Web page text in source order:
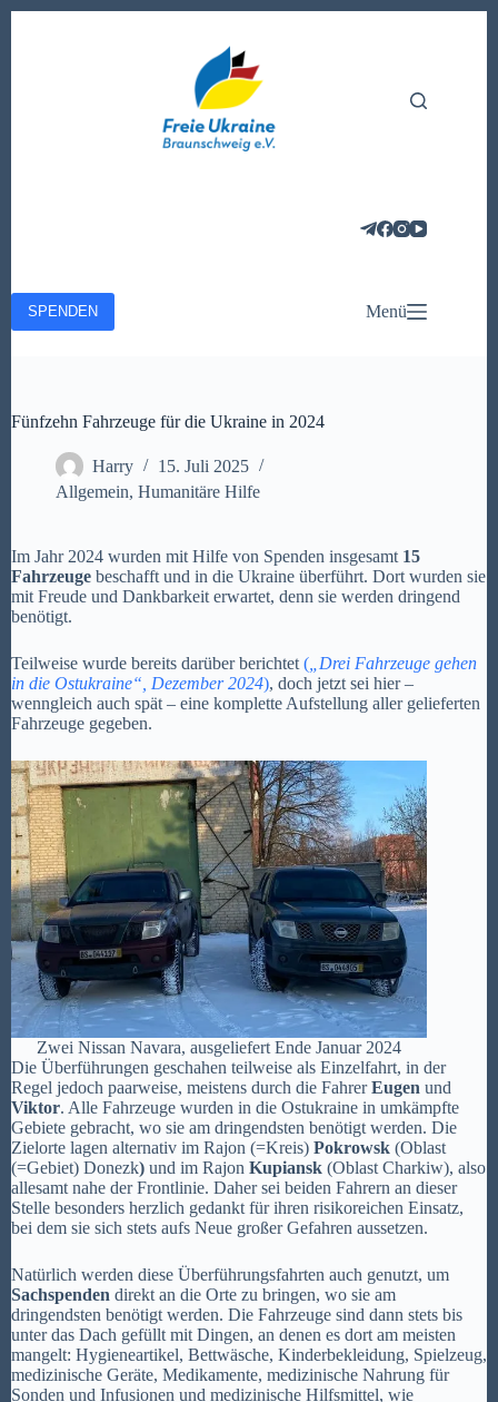
SPENDEN Menü
Fünfzehn Fahrzeuge für die Ukraine in 2024
Harry
15. Juli 2025
Allgemein, Humanitäre Hilfe
Im Jahr 2024 wurden mit Hilfe von Spenden insgesamt 15
Fahrzeuge beschafft und in die Ukraine überführt. Dort wurden sie
mit Freude und Dankbarkeit erwartet, denn sie werden dringend
benötigt.
Teilweise wurde bereits darüber berichtet ( „Drei Fahrzeuge gehen
in die Ostukraine“, Dezember 2024), doch jetzt sei hier –
wenngleich auch spät – eine komplette Aufstellung aller gelieferten
Fahrzeuge gegeben.
Zwei Nissan Navara, ausgeliefert Ende Januar 2024
Die Überführungen geschahen teilweise als Einzelfahrt, in der
Regel jedoch paarweise, meistens durch die FahrerEugen und
Viktor. Alle Fahrzeuge wurden in die Ostukraine in umkämpfte
Gebiete gebracht, wo sie am dringendsten benötigt werden. Die
Zielorte lagen alternativ im Rajon (=Kreis) Pokrowsk (Oblast
(=Gebiet) Donezk) und im Rajon Kupiansk (Oblast Charkiw), also
allesamt nahe der Frontlinie. Daher sei beiden Fahrern an dieser
Stelle besonders herzlich gedankt für ihren risikoreichen Einsatz,
bei dem sie sich stets aufs Neue großer Gefahren aussetzen.
Natürlich werden diese Überführungsfahrten auch genutzt, um
Sachspenden direkt an die Orte zu bringen, wo sie am
dringendsten benötigt werden. Die Fahrzeuge sind dann stets bis
unter das Dach gefüllt mit Dingen, an denen es dort am meisten
mangelt: Hygieneartikel, Bettwäsche, Kinderbekleidung, Spielzeug,
medizinische Geräte, Medikamente, medizinische Nahrung für
Sonden und Infusionen und medizinische Hilfsmittel, wie